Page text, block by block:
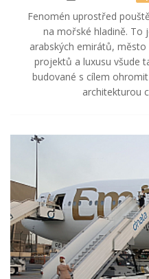
Fenomén uprostřed
na mořské hladině. To
arabských emirátů,
projektů a luxusu všude
budované s cílem
architekturou